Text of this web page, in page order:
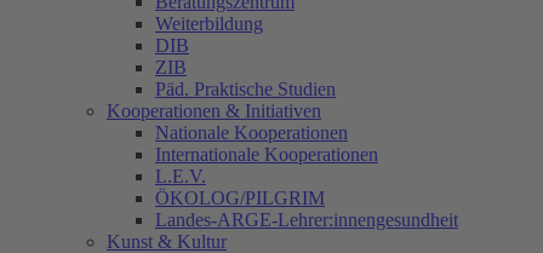
Weiterbildung
DIB
ZIB
Päd. Praktische Studien
Kooperationen & Initiativen
Nationale Kooperationen
Internationale Kooperationen
L.E.V.
ÖKOLOG/PILGRIM
Landes-ARGE-Lehrer:innengesundheit
Kunst & Kultur